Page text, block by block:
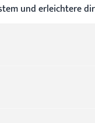
und erleichtere